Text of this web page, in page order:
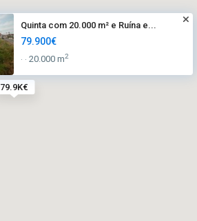
79.9K€
Quinta com 20.000 m² e Ruína e...
79.900€
· · 20.000 m2